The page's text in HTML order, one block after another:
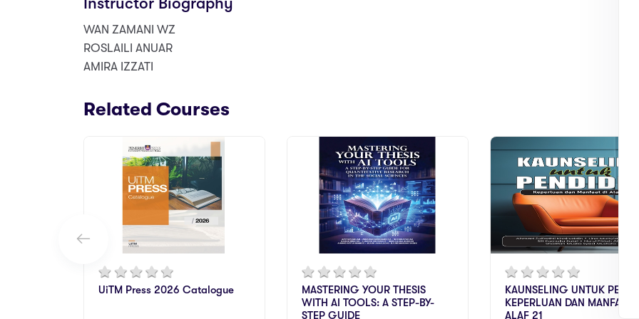
WAN ZAMANI WZ
ROSLAILI ANUAR
AMIRA IZZATI
Related Courses
UiTM Press 2026 Catalogue
MASTERING YOUR THESIS
WITH AI TOOLS: A STEP-BY-
STEP GUIDE
KAUNSELING UNTUK
KEPERLUAN DAN MANFAAT DI
ALAF 21